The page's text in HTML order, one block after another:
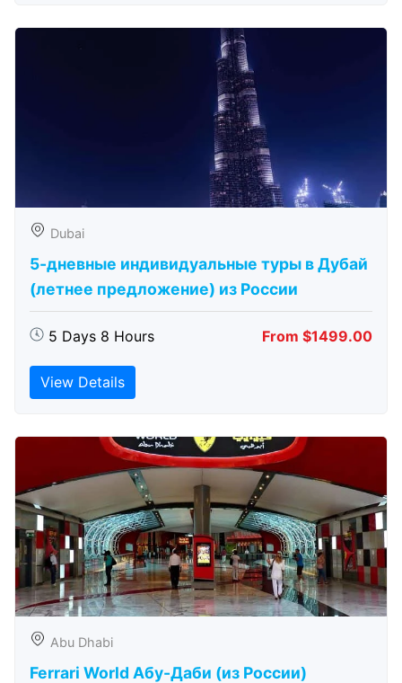
Dubai
5-дневные индивидуальные туры в Дубай
(летнее предложение) из России
5 Days 8 Hours From $1499.00
View Details
Abu Dhabi
Ferrari World Абу-Даби (из России)